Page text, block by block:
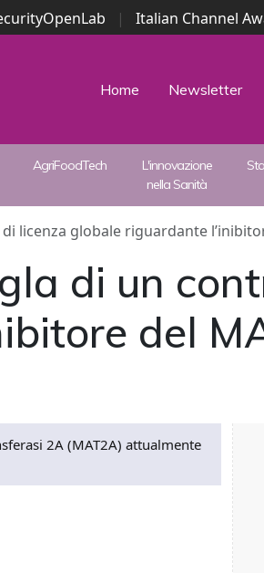
| Italian Channel
Awards | ...
Home Newsletter
AgriFoodTech
L'innovazione
nella Sanità
licenza globale riguardante
di un
del
2A (MAT2A) attualmente